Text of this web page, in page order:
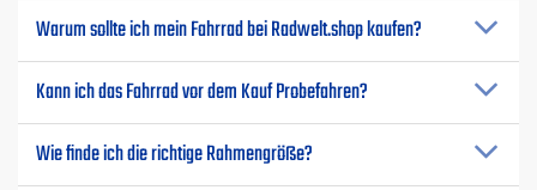
Warum sollte ich mein Fahrrad bei Radwelt.shop kaufen?
Kann ich das Fahrrad vor dem Kauf Probefahren?
Wie finde ich die richtige Rahmengröße?